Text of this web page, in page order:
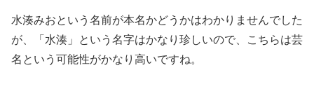
水湊みおという名前が本名かどうかはわかりませんでした
が、「水湊」という名字はかなり珍しいので、こちらは芸
名という可能性がかなり高いですね。